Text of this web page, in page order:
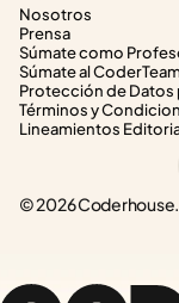
Nosotros
Prensa
Súmate como
Súmate al CoderTeam
Protección de Datos
Términos y
Lineamientos
© 2026